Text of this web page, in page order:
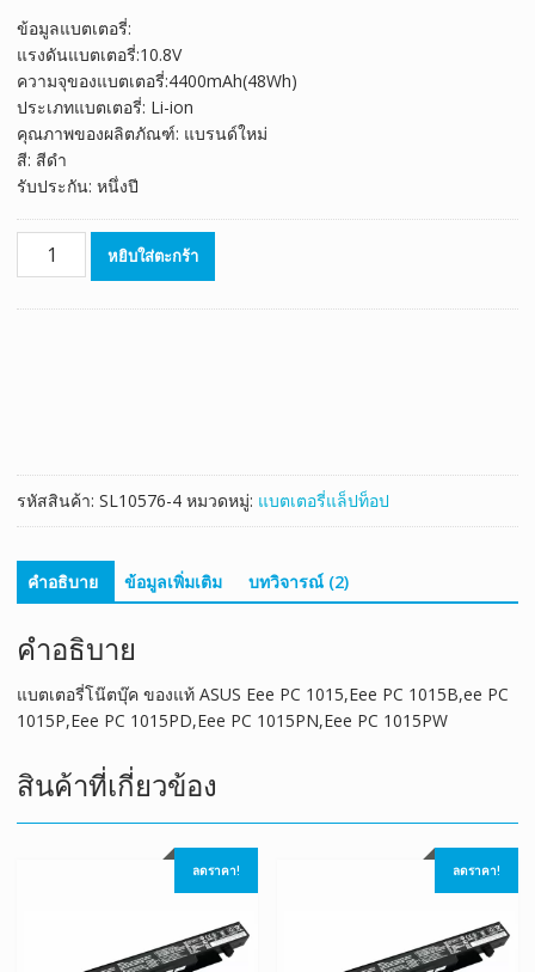
was:
฿1,790.00.฿995.00.
ข้อมูลแบตเตอรี่:
แรงดันแบตเตอรี่:10.8V
ความจุของแบตเตอรี่:4400mAh(48Wh)
ประเภทแบตเตอรี่: Li-ion
คุณภาพของผลิตภัณฑ์: แบรนด์ใหม่
สี: สีดำ
รับประกัน: หนึ่งปี
จำนวน
1015,Eee
PC
1015B,ee
PC
1015P,Eee
1015PD,Eee
PC
1015PN,Eee
PC
ชิ้น
หยิบใส่ตะกร้า
รหัสสินค้า: SL10576-4 หมวดหมู่: แบตเตอรี่แล็ปท็อป
คำอธิบาย ข้อมูลเพิ่มเติม บทวิจารณ์ (2)
คำอธิบาย
แบตเตอรี่โน๊ตบุ๊ค ของแท้ ASUS Eee PC 1015,Eee PC 1015B,ee PC
1015P,Eee PC 1015PD,Eee PC 1015PN,Eee PC 1015PW
สินค้าที่เกี่ยวข้อง
ลดราคา! ลดราคา!